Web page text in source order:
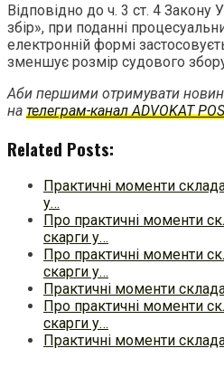
Відповідно до ч. 3 ст. 4 Закону
збір», при поданні
електронній формі
зменшує розмір судового
Аби першими отримувати
на телеграм-канал ADVOKAT
Related Posts:
Практичні моменти
у…
Про практичні моменти
скарги у…
Про практичні моменти
скарги у…
Практичні моменти
Про практичні моменти
скарги у…
Практичні моменти